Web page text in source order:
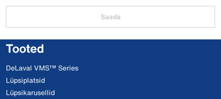
Saada
Tooted
DeLaval VMS™ Series
Lüpsiplatsid
Lüpsikarusellid